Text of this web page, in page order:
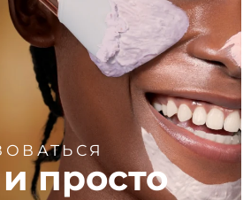
просто